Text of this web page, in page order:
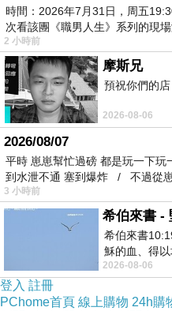
的名義替民進黨輔選
不敢吱聲，還配資格當
我替許崑源大哥感到懷
公私不分到這種地步
黨欺騙完高雄人之後還
回民進黨政府官員替
選，再來又是民進黨
在鄭英耀跑到彰化去替
稱韓國瑜議事不中立
臉！連國民黨高雄市
們都在抱怨！
最為不要臉的就是，民
反惡罷宣講是議事不中
時間：2026年7月31日，周五
次看該團《職男人生》系列的現
2 小時前
摩斯兄
預祝你們的店
2026-08-06
2026/08/07
平時 崽崽幫忙過磅 都是玩一下
到水泄不通 塞到爆炸 / 不過從
3 小時前
希伯來書 -
希伯來書
穌的血、得
我們開了一條
2026-08-06
登入 註冊
PChome首頁 線上購物 24h購